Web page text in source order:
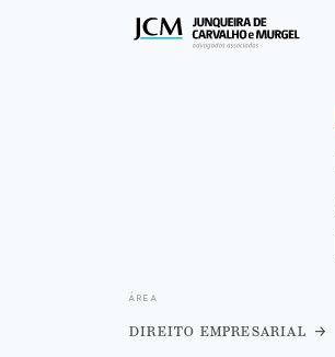
área
direito empresarial